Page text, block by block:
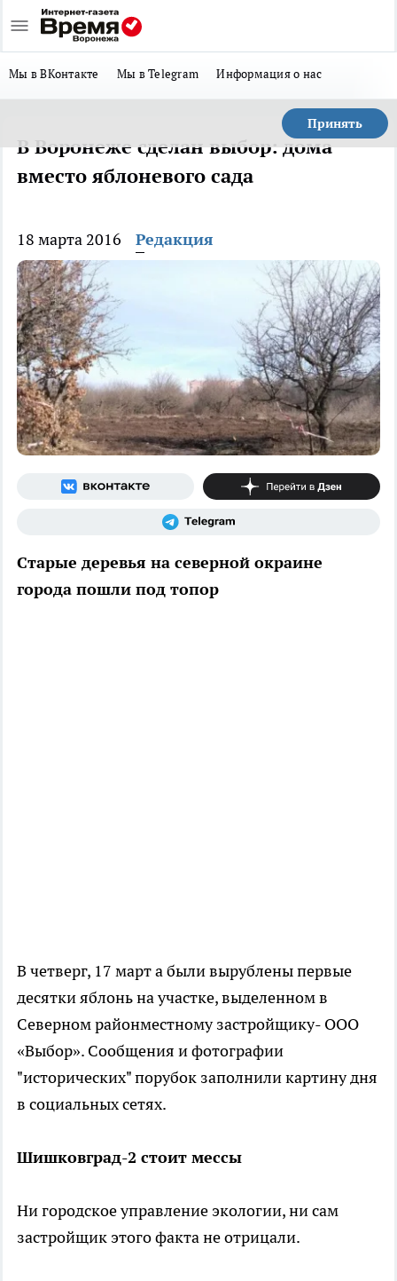
Мы в ВКонтакте Мы в Telegram Информация о нас
Принять
В Воронеже сделан выбор: дома
вместо яблоневого сада
18 марта 2016 Редакция
Старые деревья на северной окраине
города пошли под топор
В четверг, 17 март а были вырублены первые
десятки яблонь на участке, выделенном в
Северном районместному застройщику- ООО
«Выбор». Сообщения и фотографии
"исторических" порубок заполнили картину дня
в социальных сетях.
Шишковград-2 стоит мессы
Ни городское управление экологии, ни сам
застройщик этого факта не отрицали.